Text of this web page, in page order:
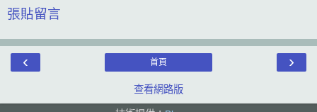
張貼留言
‹ ›
首頁
查看網路版